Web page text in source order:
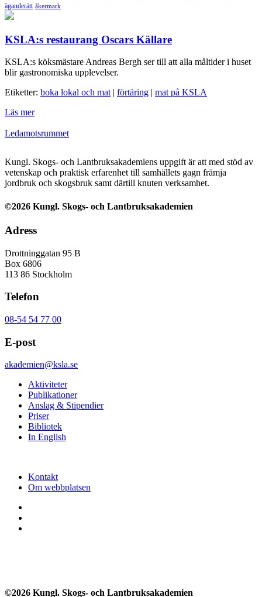
äganderätt åkermark
KSLA:s restaurang Oscars Källare
KSLA:s köksmästare Andreas Bergh ser till att alla måltider i huset
blir gastronomiska upplevelser.
Etiketter: boka lokal och mat | förtäring | mat på KSLA
Läs mer
Ledamotsrummet
Kungl. Skogs- och Lantbruksakademiens uppgift är att med stöd av
vetenskap och praktisk erfarenhet till samhällets gagn främja
jordbruk och skogsbruk samt därtill knuten verksamhet.
©2026 Kungl. Skogs- och Lantbruksakademien
Adress
Drottninggatan 95 B
Box 6806
113 86 Stockholm
Telefon
08-54 54 77 00
E-post
akademien@ksla.se
Aktiviteter
Publikationer
Anslag & Stipendier
Priser
Bibliotek
In English
Kontakt
Om webbplatsen
©2026 Kungl. Skogs- och Lantbruksakademien